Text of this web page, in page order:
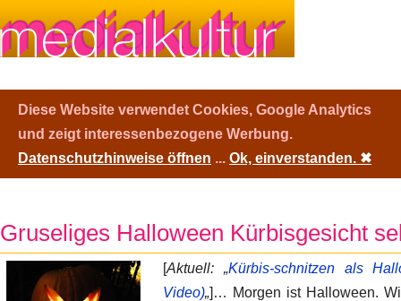
Diese Website verwendet Cookies, Google Analytics
und zeigt interessenbezogene Werbung.
Datenschutzhinweise öffnen ... Ok, einverstanden. ✖
Gruseliges Halloween Kürbisgesicht
[Aktuell: „Kürbis-schnitzen als
Video)„]… Morgen ist Halloween.